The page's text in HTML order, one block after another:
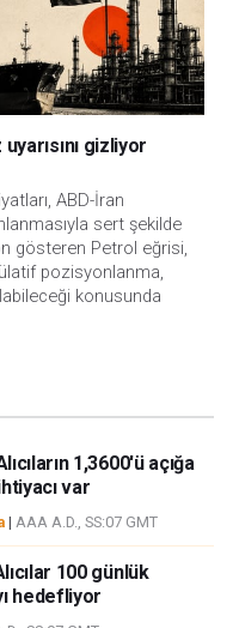
gizliyor
ABD-İran
sert şekilde
gösteren Petrol eğrisi,
pozisyonlanma,
konusunda
1,3600'ü açığa
var
| AAA A.D., SS:07 GMT
100 günlük
hedefliyor